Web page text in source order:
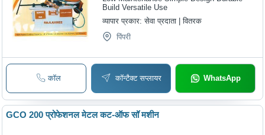
Build Versatile Use
व्यापार प्रकार:सेवा प्रदाता | वितरक
पिंपरी
कॉल कॉन्टैक्ट सप्लायर WhatsApp
GCO 200 प्रोफेशनल मेटल कट-ऑफ सॉ मशीन